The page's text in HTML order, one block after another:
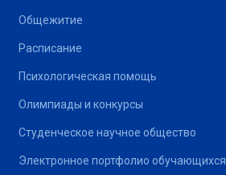
Общежитие
Расписание
Психологическая помощь
Олимпиады и конкурсы
Студенческое научное общество
Электронное портфолио обучающихся